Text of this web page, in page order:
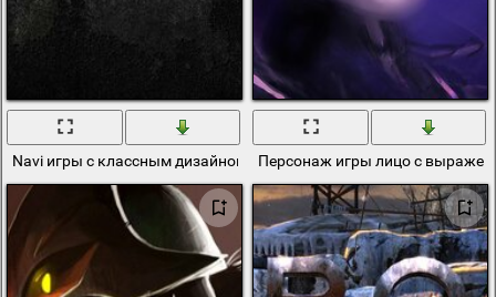
Navi игры с классным дизайном поп -арт от команды профи
Персонаж игры лицо с